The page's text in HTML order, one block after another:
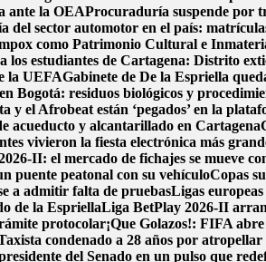
ante la OEAProcuraduría suspende por
del sector automotor en el país:
como Patrimonio Cultural e
los estudiantes de Cartagena: Distrito
la UEFAGabinete de De la Espriella
Bogotá: residuos biológicos y
y el Afrobeat están ‘pegados’ en la
acueducto y alcantarillado en Cartagena
vivieron la fiesta electrónica más
II: el mercado de fichajes se mueve
puente peatonal con su vehículoCopas
a admitir falta de pruebasLigas
de la EspriellaLiga BetPlay 2026-II
protocolar¡Que Golazos!: FIFA
condenado a 28 años por atropellar
del Senado en un pulso que